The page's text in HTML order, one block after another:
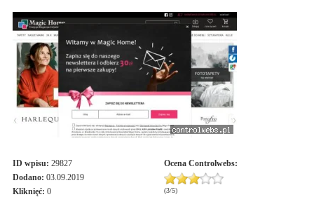
ID wpisu: 29827
Dodano: 03.09.2019
Kliknięć: 0
Ocena Controlwebs:
(3/5)